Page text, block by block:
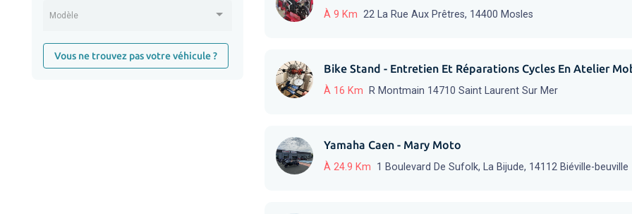
Modèle
Vous ne trouvez pas votre véhicule ?
À 9 Km 22 La Rue Aux Prêtres, 14400 Mosles
Bike Stand - Entretien Et Réparations Cycles En Atelier
À 16 Km R Montmain 14710 Saint Laurent Sur Mer
Yamaha Caen - Mary Moto
À 24.9 Km 1 Boulevard De Sufolk, La Bijude, 14112 Biéville-beuville